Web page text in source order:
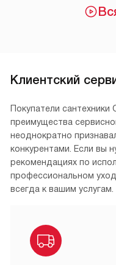
Клиентский
Покупатели сантехники
преимущества
неоднократно
конкурентами. Если вы
рекомендациях по
профессиональном
всегда к вашим услугам.